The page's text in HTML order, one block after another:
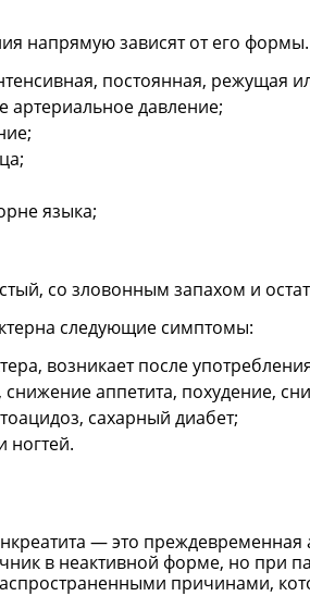
напрямую зависят от его
постоянная, режущая
артериальное давление;
языка;
со зловонным запахом и
следующие симптомы:
возникает после
аппетита, похудение,
сахарный диабет;
ногтей.
— это
в неактивной форме, но при
причинами,